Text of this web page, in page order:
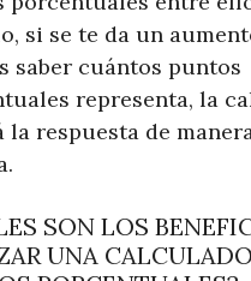
si se te da un
saber cuántos puntos
representa, la
la respuesta de
SON LOS
UNA